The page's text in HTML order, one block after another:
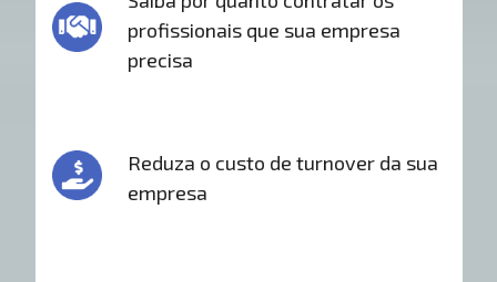
profissionais que sua empresa
precisa
Reduza o custo de turnover da sua
empresa